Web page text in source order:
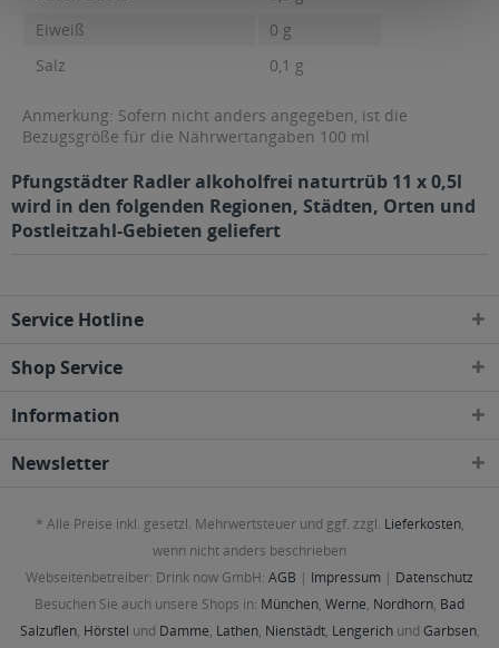
Eiweiß
0 g
Salz
0,1 g
Anmerkung: Sofern nicht anders angegeben, ist die
Bezugsgröße für die Nährwertangaben 100 ml
Pfungstädter Radler alkoholfrei naturtrüb 11 x 0,5l
wird in den folgenden Regionen, Städten, Orten und
Postleitzahl-Gebieten geliefert
Service Hotline
Shop Service
Information
Newsletter
* Alle Preise inkl. gesetzl. Mehrwertsteuer und ggf. zzgl. Lieferkosten,
wenn nicht anders beschrieben
Webseitenbetreiber: Drink now GmbH: AGB | Impressum | Datenschutz
Besuchen Sie auch unsere Shops in: München, Werne, Nordhorn, Bad
Salzuflen, Hörstel und Damme, Lathen, Nienstädt, Lengerichund Garbsen,